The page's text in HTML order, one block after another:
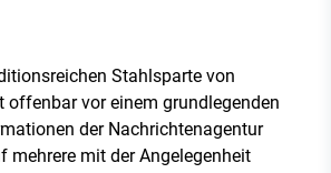
Stahlsparte von
offenbar vor einem grundlegenden
der Nachrichtenagentur
mehrere mit der Angelegenheit